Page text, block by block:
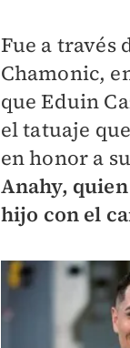
Fue a través
Chamonic,
que Eduin
el tatuaje
en honor a su
Anahy,
hijo con el